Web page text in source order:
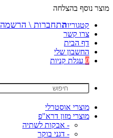
מוצר נוסף בהצלחה
קטגוריות
צרו קשר
דף הבית
החשבון שלי
0 עגלת קניות
מוצרי אוסטרלי
מוצרי מזון דרא"פ
- אבקות לשתיה
- דגני בוקר
התחברות \ הרשמה